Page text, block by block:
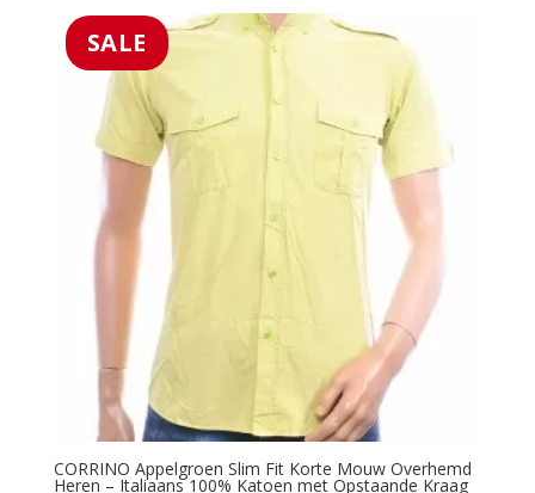
€49.95.€29.99.
SALE
CORRINO Appelgroen Slim Fit Korte Mouw Overhemd
Heren – Italiaans 100% Katoen met Opstaande Kraag